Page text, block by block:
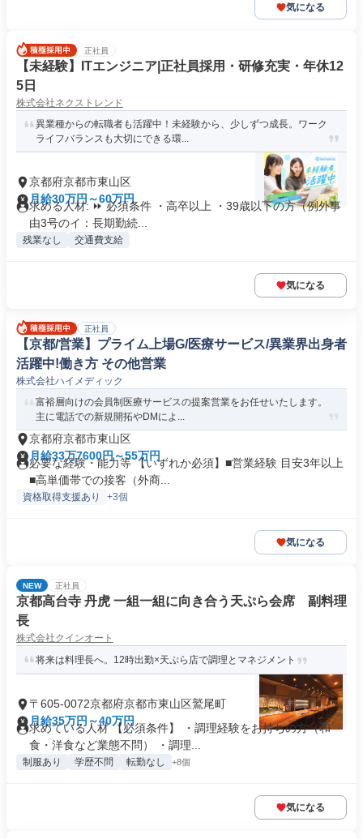
気になる
正社員
【未経験】ITエンジニア|正社員採用・研修充実・年休12
5日
株式会社ネクストレンド
異業種からの転職者も活躍中！未経験から、少しずつ成長。ワーク
ライフバランスも大切にできる環...
京都府京都市東山区
月給30万円～60万円
求める人材: ⏩ 必須条件 ・高卒以上 ・39歳以下の方（例外事
由3号のイ：長期勤続...
残業なし 交通費支給
気になる
正社員
【京都/営業】プライム上場G/医療サービス/異業界出身者
活躍中!働き方 その他営業
株式会社ハイメディック
富裕層向けの会員制医療サービスの提案営業をお任せいたします。
主に電話での新規開拓やDMによ...
京都府京都市東山区
月給33万7600円～55万円
必要な経験・能力等 【いずれか必須】■営業経験 目安3年以上
■高単価帯での接客（外商...
資格取得支援あり +3個
気になる
NEW 正社員
京都高台寺 丹虎 一組一組に向き合う天ぷら会席 副料理
長
株式会社クインオート
将来は料理長へ。12時出勤×天ぷら店で調理とマネジメント
〒605-0072京都府京都市東山区鷲尾町
月給35万円～40万円
求めている人材 【必須条件】 ・調理経験をお持ちの方（和
食・洋食など業態不問） ・調理...
制服あり 学歴不問 転勤なし +8個
気になる